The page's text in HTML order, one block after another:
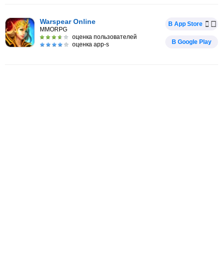
Warspear Online
MMORPG
оценка пользователей
оценка app-s
В App Store
В Google Play